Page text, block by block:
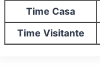
Time Casa
Time Visitante